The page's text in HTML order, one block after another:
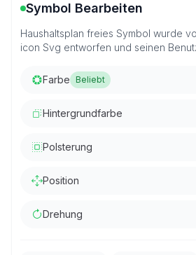
Symbol Bearbeiten
Haushaltsplan freies Symbol wurde
icon Svg entworfen und seinen
Farbe Beliebt
Hintergrundfarbe
Polsterung
Position
Drehung